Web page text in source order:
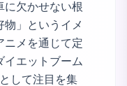
に欠かせない根
」というイメ
ニメを通じて定
イエットブーム
して注目を集